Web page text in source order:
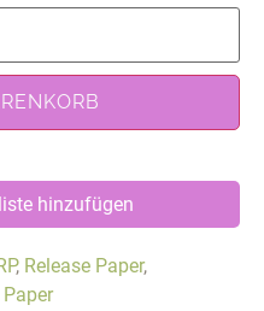
hinzufügen
, Release Paper,